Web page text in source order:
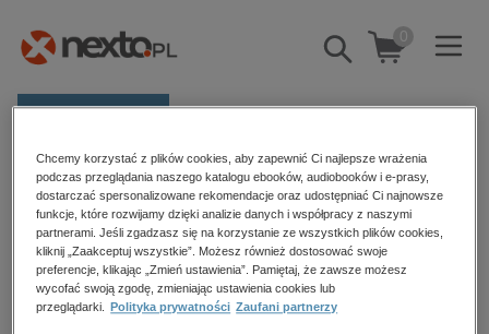
Pokaż/schowaj
wyszukiwarkę
0
Kategorie
Zobacz wszystkie E-prasa
budownictwo, aranżacja wnętrz
biznesowe, branżowe, gospodarka
Strona główna Kamil Olczak
Kamil Olczak
Chcemy korzystać z plików cookies, aby zapewnić Ci najlepsze wrażenia
podczas przeglądania naszego katalogu ebooków, audiobooków i e-prasy,
dostarczać spersonalizowane rekomendacje oraz udostępniać Ci najnowsze
funkcje, które rozwijamy dzięki analizie danych i współpracy z naszymi
partnerami. Jeśli zgadzasz się na korzystanie ze wszystkich plików cookies,
kliknij „Zaakceptuj wszystkie”. Możesz również dostosować swoje
preferencje, klikając „Zmień ustawienia”. Pamiętaj, że zawsze możesz
wycofać swoją zgodę, zmieniając ustawienia cookies lub
przeglądarki.
Polityka prywatności Zaufani partnerzy